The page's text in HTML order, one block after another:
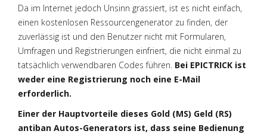
Da im Internet jedoch Unsinn grassiert, ist es nicht einfach,
einen kostenlosen Ressourcengenerator zu finden, der
zuverlässig ist und den Benutzer nicht mit Formularen,
Umfragen und Registrierungen einfriert, die nicht einmal zu
tatsächlich verwendbaren Codes führen. Bei EPICTRICK ist
weder eine Registrierung noch eine E-Mail
erforderlich.
Einer der Hauptvorteile dieses Gold (MS) Geld (RS)
antiban Autos-Generators ist, dass seine Bedienung